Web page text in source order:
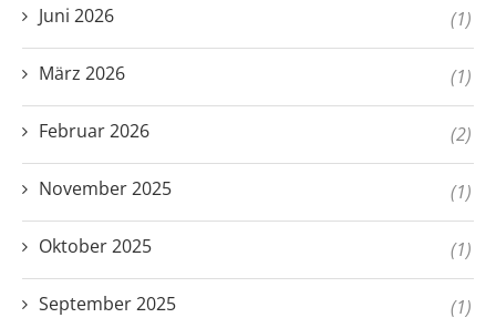
Juni 2026 (1)
März 2026 (1)
Februar 2026 (2)
November 2025 (1)
Oktober 2025 (1)
September 2025 (1)